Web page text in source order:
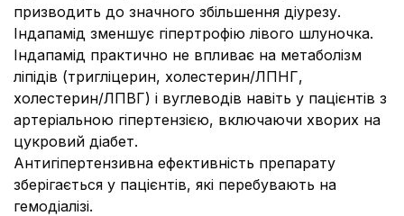
призводить до значного збільшення діурезу.
Індапамід зменшує гiпертрофiю лiвого шлуночка.
Індапамiд практично не впливає на метаболiзм
лiпiдiв (тригліцерин, холестерин/ЛПНГ,
холестерин/ЛПВГ) і вуглеводiв навiть у пацієнтів з
артеріальною гіпертензією, включаючи хворих на
цукровий діабет.
Антигiпертензивна ефективність препарату
зберігається у пацієнтів, які перебувають на
гемодіалізі.